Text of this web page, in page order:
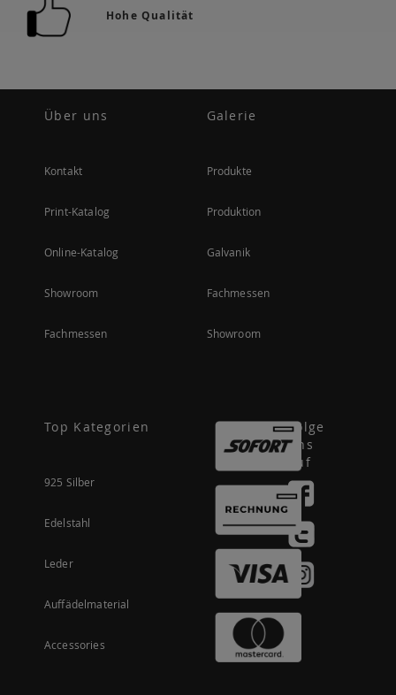
Hohe Qualität
Über uns
Kontakt
Print-Katalog
Online-Katalog
Showroom
Fachmessen
Galerie
Produkte
Produktion
Galvanik
Fachmessen
Showroom
Top Kategorien
925 Silber
Edelstahl
Leder
Auffädelmaterial
Accessories
Folge
uns
auf